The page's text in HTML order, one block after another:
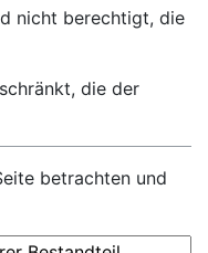
nicht berechtigt, die
die der
betrachten und